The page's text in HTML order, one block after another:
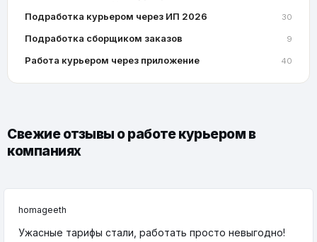
Подработка курьером через ИП 2026 30
Подработка сборщиком заказов 9
Работа курьером через приложение 40
Свежие отзывы о работе курьером в
компаниях
homageeth
Ужасные тарифы стали, работать просто невыгодно!